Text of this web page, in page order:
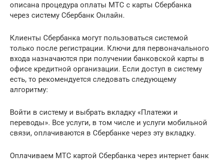
описана процедура оплаты МТС с карты Сбербанка
через систему Сбербанк Онлайн.
Клиенты Сбербанка могут пользоваться системой
только после регистрации. Ключи для первоначального
входа назначаются при получении банковской карты в
офисе кредитной организации. Если доступ в систему
есть, то рекомендуется следовать следующему
алгоритму:
Войти в систему и выбрать вкладку «Платежи и
переводы». Все услуги, в том числе и услуги мобильной
связи, оплачиваются в Сбербанке через эту вкладку.
Оплачиваем МТС картой Сбербанка через интернет банк